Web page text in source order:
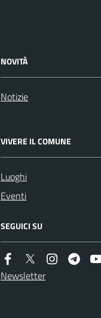
NOVITÀ
Notizie
VIVERE IL COMUNE
Luoghi
Eventi
SEGUICI SU
Newsletter